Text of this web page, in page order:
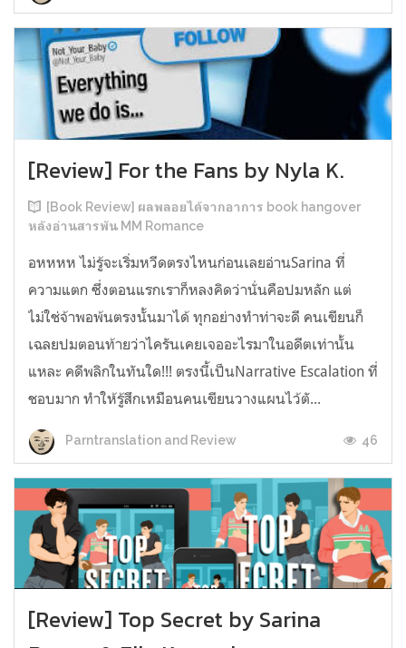
[Review] For the Fans by Nyla K.
[Book Review] ผลพลอยได้จากอาการ book hangover
หลังอ่านสารพัน MM Romance
อหหหห ไม่รู้จะเริ่มหวีดตรงไหนก่อนเลยอ่านSarina ที่
ความแตก ซึ่งตอนแรกเราก็หลงคิดว่านั่นคือปมหลัก แต่
ไม่ใช่จ้าพอพ้นตรงนั้นมาได้ ทุกอย่างทำท่าจะดี คนเขียนก็
เฉลยปมตอนท้ายว่าไครันเคยเจออะไรมาในอดีตเท่านั้น
แหละ คดีพลิกในทันใด!!! ตรงนี้เป็นNarrative Escalation ที่
ชอบมาก ทำให้รู้สึกเหมือนคนเขียนวางแผนไว้ตั...
Parntranslation and Review 46
[Review] Top Secret by Sarina